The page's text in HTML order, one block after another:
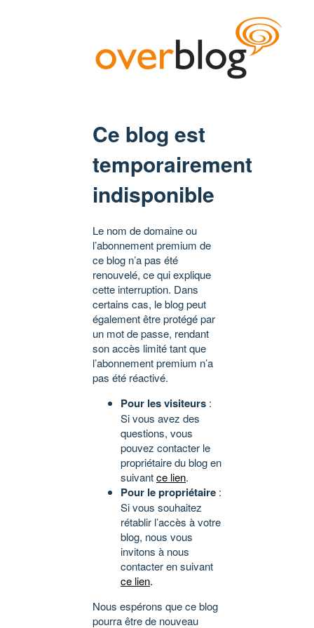
Ce blog est
temporairement
indisponible
Le nom de domaine ou
l’abonnement premium de
ce blog n’a pas été
renouvelé, ce qui explique
cette interruption. Dans
certains cas, le blog peut
également être protégé par
un mot de passe, rendant
son accès limité tant que
l’abonnement premium n’a
pas été réactivé.
Pour les visiteurs :
Si vous avez des
questions, vous
pouvez contacter le
propriétaire du blog en
suivantce lien.
Pour le propriétaire :
Si vous souhaitez
rétablir l’accès à votre
blog, nous vous
invitons à nous
contacter en suivant
ce lien.
Nous espérons que ce blog
pourra être de nouveau